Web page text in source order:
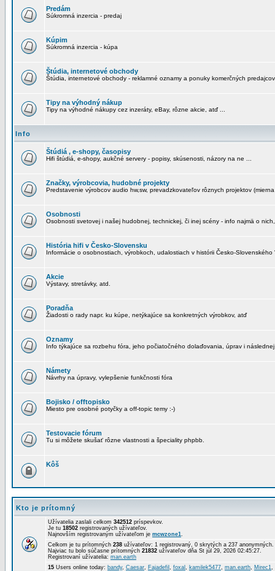
Predám
Súkromná inzercia - predaj
Kúpim
Súkromná inzercia - kúpa
Štúdia, internetové obchody
Štúdia, internetové obchody - reklamné oznamy a ponuky komerčných predajcov
Tipy na výhodný nákup
Tipy na výhodné nákupy cez inzeráty, eBay, rôzne akcie, atď ...
Info
Štúdiá , e-shopy, časopisy
Hifi štúdiá, e-shopy, aukčné servery - popisy, skúsenosti, názory na ne ...
Značky, výrobcovia, hudobné projekty
Predstavenie výrobcov audio hw,sw, prevadzkovateľov rôznych projektov
Osobnosti
Osobnosti svetovej i našej hudobnej, technickej, či inej scény - info najmä o
História hifi v Česko-Slovensku
Informácie o osobnostiach, výrobkoch, udalostiach v histórii Česko-Slovenského
Akcie
Výstavy, stretávky, atd.
Poradňa
Žiadosti o rady napr. ku kúpe, netýkajúce sa konkretných výrobkov, atď
Oznamy
Info týkajúce sa rozbehu fóra, jeho počiatočného dolaďovania, úprav i
Námety
Návrhy na úpravy, vylepšenie funkčnosti fóra
Bojisko / offtopisko
Miesto pre osobné potyčky a off-topic temy :-)
Testovacie fórum
Tu si môžete skušať rôzne vlastnosti a špeciality phpbb.
Kôš
Kto je prítomný
Užívatelia zaslali celkom 342512 príspevkov.
Je tu 18502 registrovaných užívateľov.
Najnovším registrovaným užívateľom je mcwzone1.
Celkom je tu prítomných 238 užívateľov: 1 registrovaný, 0 skrytých a 237
Najviac tu bolo súčasne prítomných 21832 užívateľov dňa St júl 29, 2026 02:45:27.
Registrovaní užívatelia: man.earth
15 Users online today: bandy, Caesar, Fajadefil , foxal , kamilek5477, man.earth, Mirec1,